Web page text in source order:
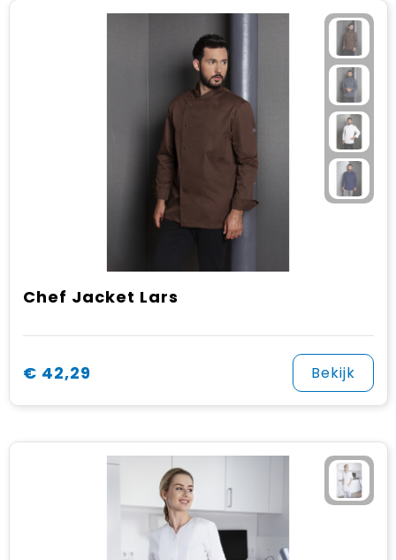
Chef Jacket Lars
€ 42,29 Bekijk